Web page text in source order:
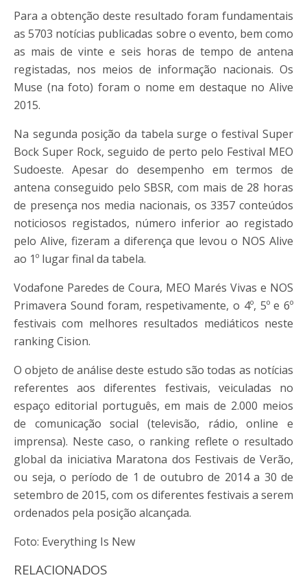
Para a obtenção deste resultado foram fundamentais
as 5703 notícias publicadas sobre o evento, bem como
as mais de vinte e seis horas de tempo de antena
registadas, nos meios de informação nacionais. Os
Muse (na foto) foram o nome em destaque no Alive
2015.
Na segunda posição da tabela surge o festival Super
Bock Super Rock, seguido de perto pelo Festival MEO
Sudoeste. Apesar do desempenho em termos de
antena conseguido pelo SBSR, com mais de 28 horas
de presença nos media nacionais, os 3357 conteúdos
noticiosos registados, número inferior ao registado
pelo Alive, fizeram a diferença que levou o NOS Alive
ao 1º lugar final da tabela.
Vodafone Paredes de Coura, MEO Marés Vivas e NOS
Primavera Sound foram, respetivamente, o 4º, 5º e 6º
festivais com melhores resultados mediáticos neste
ranking Cision.
O objeto de análise deste estudo são todas as notícias
referentes aos diferentes festivais, veiculadas no
espaço editorial português, em mais de 2.000 meios
de comunicação social (televisão, rádio, online e
imprensa). Neste caso, o ranking reflete o resultado
global da iniciativa Maratona dos Festivais de Verão,
ou seja, o período de 1 de outubro de 2014 a 30 de
setembro de 2015, com os diferentes festivais a serem
ordenados pela posição alcançada.
Foto: Everything Is New
RELACIONADOS